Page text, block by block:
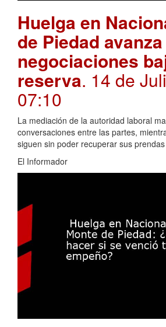
Huelga en
de Piedad
negociaciones
reserva. 14 de
07:10
La mediación de la autoridad laboral
conversaciones entre las partes,
siguen sin poder recuperar sus prendas
El Informador